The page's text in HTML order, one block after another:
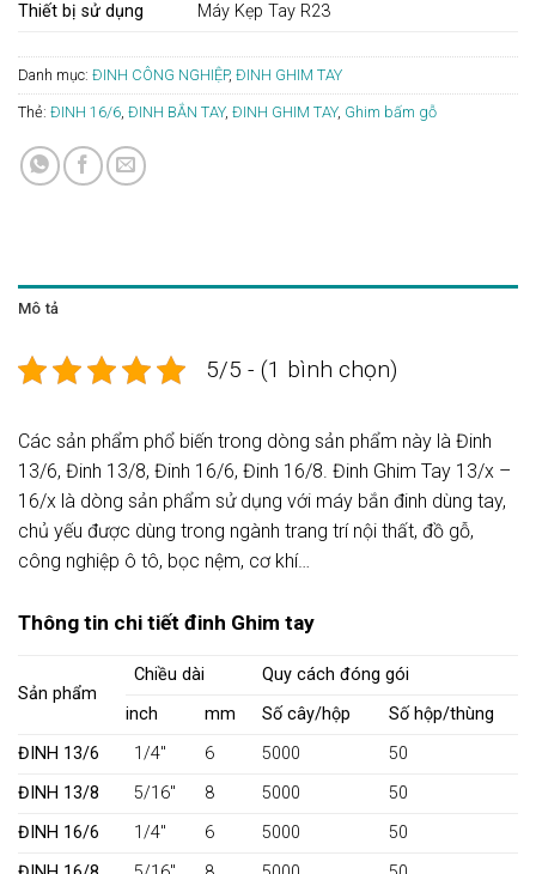
Thiết bị sử dụng
Máy Kẹp Tay R23
Danh mục: ĐINH CÔNG NGHIỆP, ĐINH GHIM TAY
Thẻ: ĐINH 16/6, ĐINH BẮN TAY, ĐINH GHIM TAY, Ghim bấm gỗ
Mô tả
5/5 - (1 bình chọn)
Các sản phẩm phổ biến trong dòng sản phẩm này là Đinh
13/6, Đinh 13/8, Đinh 16/6, Đinh 16/8. Đinh Ghim Tay 13/x –
16/x là dòng sản phẩm sử dụng với máy bắn đinh dùng tay,
chủ yếu được dùng trong ngành trang trí nội thất, đồ gỗ,
công nghiệp ô tô, bọc nệm, cơ khí…
Thông tin chi tiết đinh Ghim tay
Sản phẩm
Chiều dài
Quy cách đóng gói
inch
mm Số cây/hộp
Số hộp/thùng
ĐINH 13/6
1/4″ 6 5000
50
ĐINH 13/8
5/16″ 8 5000
50
ĐINH 16/6
1/4″ 6 5000
50